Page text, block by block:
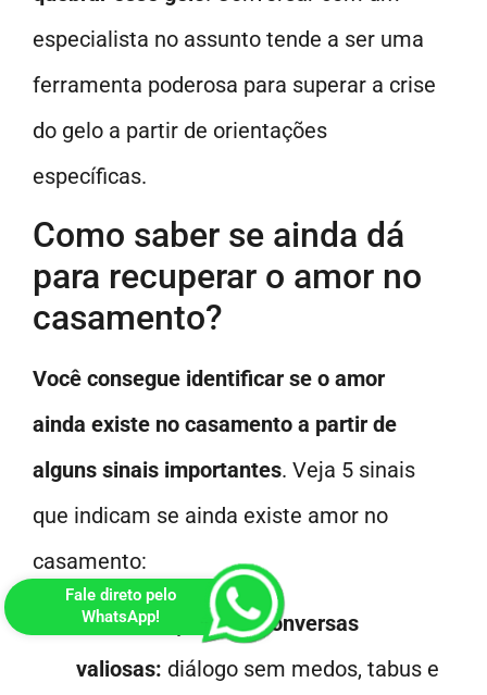
especialista no assunto tende a ser uma
ferramenta poderosa para superar a crise
do gelo a partir de orientações
específicas.
Como saber se ainda dá
para recuperar o amor no
casamento?
Você consegue identificar se o amor
ainda existe no casamento a partir de
alguns sinais importantes. Veja 5 sinais
que indicam se ainda existe amor no
casamento:
Comunicação com conversas
valiosas: diálogo sem medos, tabus e
Fale direto pelo
WhatsApp!